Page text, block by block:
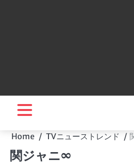
Home TVニューストレンド
関ジャニ∞